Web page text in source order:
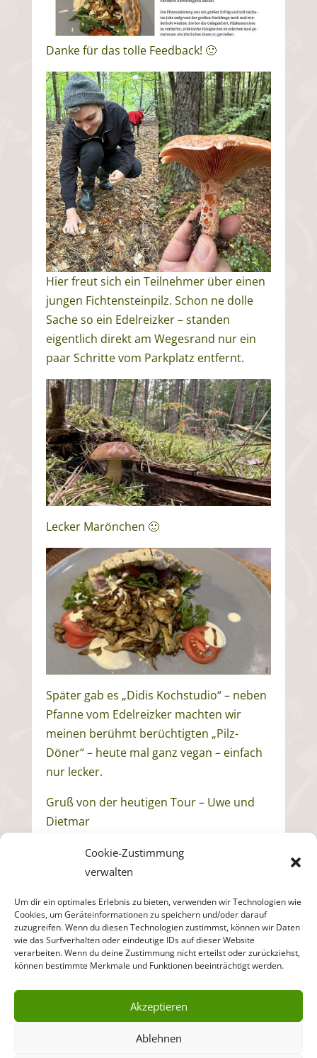
Cookie-Zustimmung
verwalten
Um dir ein optimales Erlebnis zu bieten, verwenden wir Technologien wie
Cookies, um Geräteinformationen zu speichern und/oder darauf
zuzugreifen. Wenn du diesen Technologien zustimmst, können wir Daten
wie das Surfverhalten oder eindeutige IDs auf dieser Website
verarbeiten. Wenn du deine Zustimmung nicht erteilst oder zurückziehst,
können bestimmte Merkmale und Funktionen beeinträchtigt werden.
Akzeptieren
Ablehnen
Danke für das tolle Feedback! 🙂
Hier freut sich ein Teilnehmer über einen
jungen Fichtensteinpilz. Schon ne dolle
Sache so ein Edelreizker – standen
eigentlich direkt am Wegesrand nur ein
paar Schritte vom Parkplatz entfernt.
Lecker Marönchen 🙂
Später gab es „Didis Kochstudio“ – neben
Pfanne vom Edelreizker machten wir
meinen berühmt berüchtigten „Pilz-
Döner“ – heute mal ganz vegan – einfach
nur lecker.
Gruß von der heutigen Tour – Uwe und
Dietmar
ZURÜCK ZUR
BEITRAGSÜBERSICHT